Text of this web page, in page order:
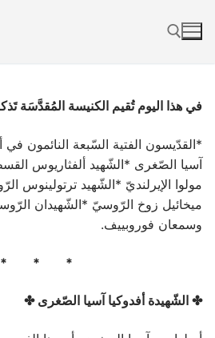
Search for:
في هذا اليوم تُقيم الكنيسة المُقدَّسَة
*القدّيسون الفتية السّبعة النائمون
آسيا الصّغرى *الشّهيد ألفثاريوس
مولوا الإيرلنديّ *الشّهيد ترتولينوس
ميخائيل زوخ الرّوسيّ *الشّهيدان
وسمعان فوروبييف.
* * *
✤ الشّهيدة أفدوكيا آسيا الصّغرى ✤